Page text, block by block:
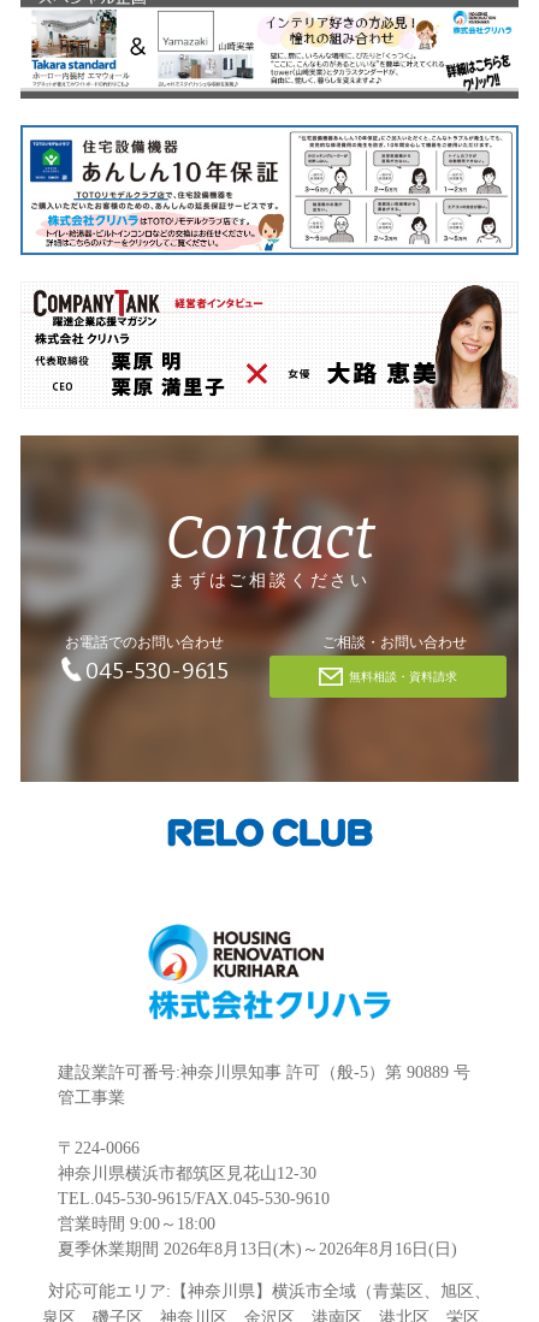
Contact
まずはご相談ください
お電話でのお問い合わせ
045-530-9615
ご相談・お問い合わせ
無料相談・資料請求
建設業許可番号:神奈川県知事 許可（般-5）第 90889 号
管工事業
〒224-0066
神奈川県横浜市都筑区見花山12-30
TEL.045-530-9615/FAX.045-530-9610
営業時間 9:00～18:00
夏季休業期間 2026年8月13日(木)～2026年8月16日(日)
対応可能エリア:【神奈川県】横浜市全域（青葉区、旭区、
泉区、磯子区、神奈川区、金沢区、港南区、港北区、栄区、